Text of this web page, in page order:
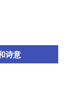
诗意